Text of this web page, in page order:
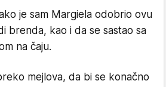
je sam Margiela odobrio ovu
brenda, kao i da se sastao sa
na čaju.
mejlova, da bi se konačno